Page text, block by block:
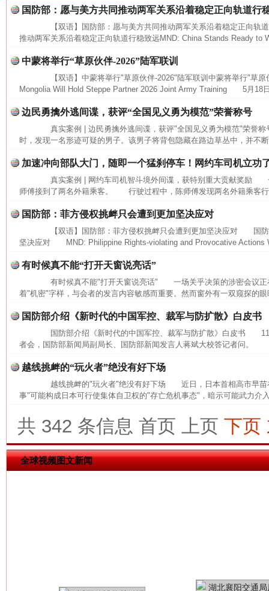
国防部：愿与美方共同推动两军关系沿着稳定正向轨道行
【双语】国防部：愿与美方共同推动两军关系沿着稳定正向轨
推动两军关系沿着稳定正向轨道行稳致远MND: China Stands Ready to
中蒙将举行“草原伙伴-2026”陆军联训
【双语】中蒙将举行"草原伙伴-2026"陆军联训中蒙将举行"草原
Mongolia Will Hold Steppe Partner 2026 Joint Army Training 5月18
边民勇擒外逃间谍，获评“全国见义勇为模范”荣誉称号
真实案例 | 边民勇擒外逃间谍，获评"全国见义勇为模范"荣誉
时，发现一名形迹可疑的男子。该男子将背包隐藏在路边草丛中，并不
加速冲向部队大门，随即一个猛刹停车！网约车司机立功
真实案例 | 网约车司机智斗境外间谍，获特别重大贡献奖励
师傅接到了两名外籍乘客。 行驶过程中，陈师傅发现两名外籍乘客
国防部：菲方侵权挑衅只会遭到更加坚决应对
【双语】国防部：菲方侵权挑衅只会遭到更加坚决应对 国防
坚决应对 MND: Philippine Rights-violating and Provocative Actions
有时候真不能“打开天窗说亮话”
有时候真不能"打开天窗说亮话" 一场关乎决策的涉密会议正
着"机密"字样，与会者的发言内容敏感而重要。然而窗外有一双窥探的
国防部介绍《新时代的中国军控、裁军与防扩散》白皮书
国防部介绍《新时代的中国军控、裁军与防扩散》白皮书 11
者会，国防部新闻局副局长、国防部新闻发言人蒋斌大校答记者问。
越线挑衅的“玩火者”绝没有好下场
越线挑衅的"玩火者"绝没有好下场 近日，日本首相高市早苗
事"可能构成日本可行使集体自卫权的"存亡危机事态"，暗示可能武力介
共 342 条信息 首页 上页 下页
全球视频图文新闻
网上购药对药下症？
这是一记警钟！ 谢